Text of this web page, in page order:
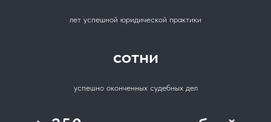
лет успешной юридической практики
сотни
успешно оконченных судебных дел